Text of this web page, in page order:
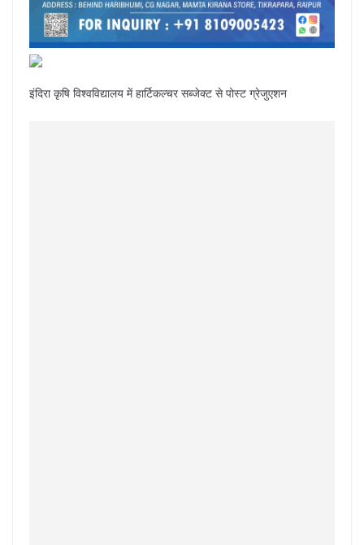
इंदिरा कृषि विश्वविद्यालय में हार्टिकल्चर सब्जेक्ट से पोस्ट ग्रेजुएशन